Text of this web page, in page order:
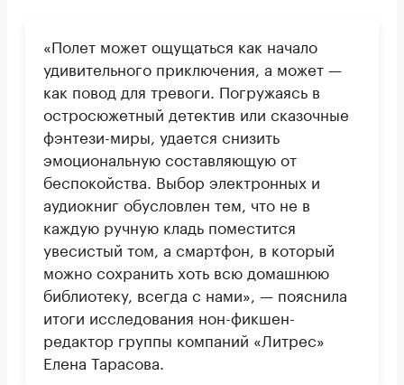
«Полет может ощущаться как начало
удивительного приключения, а может —
как повод для тревоги. Погружаясь в
остросюжетный детектив или сказочные
фэнтези-миры, удается снизить
эмоциональную составляющую от
беспокойства. Выбор электронных и
аудиокниг обусловлен тем, что не в
каждую ручную кладь поместится
увесистый том, а смартфон, в который
можно сохранить хоть всю домашнюю
библиотеку, всегда с нами», — пояснила
итоги исследования нон-фикшен-
редактор группы компаний «Литрес»
Елена Тарасова.